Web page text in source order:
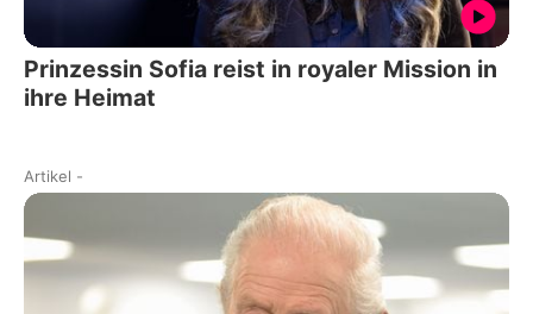
Prinzessin Sofia reist in royaler Mission in
ihre Heimat
Artikel -